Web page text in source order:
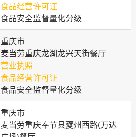
食品经营许可证
食品安全监督量化分级
重庆市
麦当劳重庆龙湖龙兴天街餐厅
营业执照
食品经营许可证
食品安全监督量化分级
重庆市
麦当劳重庆奉节县夔州西路(万达